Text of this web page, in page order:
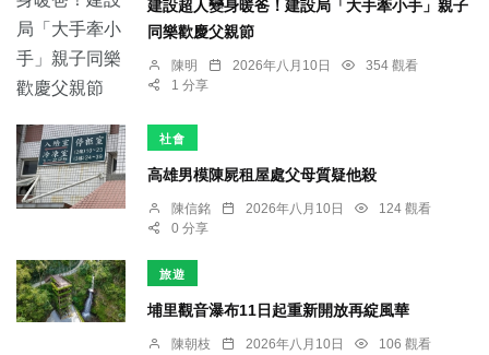
建設超人變身暖爸！建設局「大手牽小手」親子
同樂歡慶父親節
陳明 2026年八月10日
354 觀看
1 分享
社會
高雄男模陳屍租屋處父母質疑他殺
陳信銘 2026年八月10日
124 觀看
0 分享
旅遊
埔里觀音瀑布11日起重新開放再綻風華
陳朝枝 2026年八月10日
106 觀看